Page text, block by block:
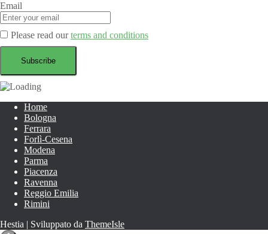
Email
Please read ourterms and conditions
Home
Bologna
Ferrara
Forlì-Cesena
Modena
Parma
Piacenza
Ravenna
Reggio Emilia
Rimini
Hestia | Sviluppato da ThemeIsle